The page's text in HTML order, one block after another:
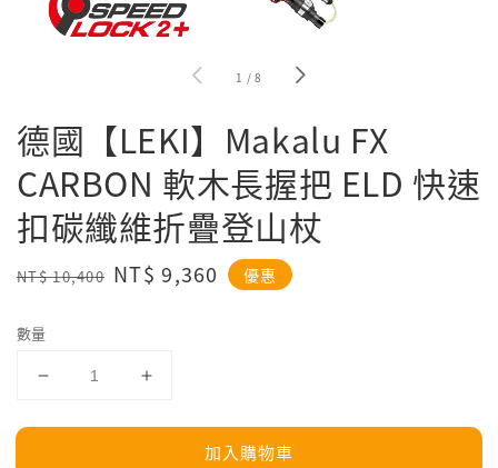
1 /8
德國【LEKI】Makalu FX
CARBON 軟木長握把 ELD 快速
扣碳纖維折疊登山杖
Regular
NT$ 10,400 Sale
NT$ 9,360 優惠
數量
加入購物車